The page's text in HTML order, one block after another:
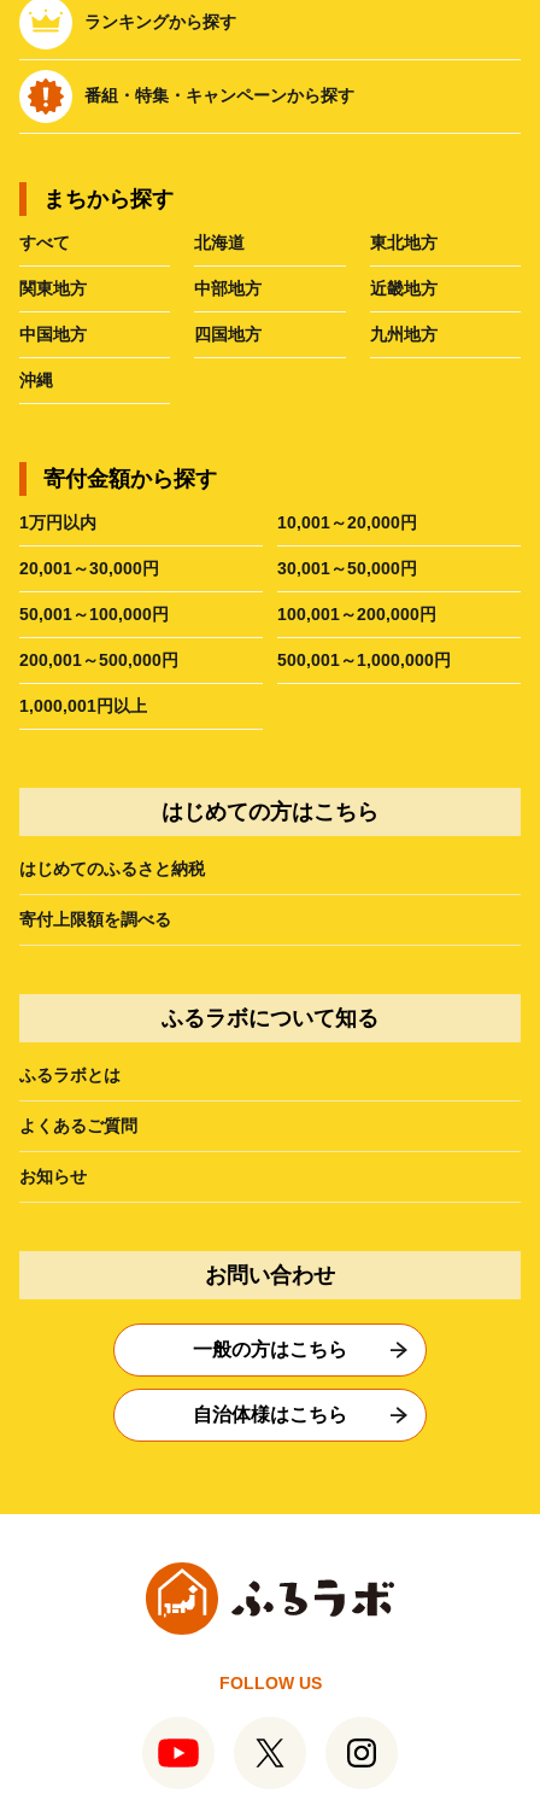
ランキングから探す
番組・特集・キャンペーンから探す
まちから探す
すべて 北海道 東北地方
関東地方 中部地方 近畿地方
中国地方 四国地方 九州地方
沖縄
寄付金額から探す
1万円以内 10,001～20,000円
20,001～30,000円 30,001～50,000円
50,001～100,000円 100,001～200,000円
200,001～500,000円 500,001～1,000,000円
1,000,001円以上
はじめての方はこちら
はじめてのふるさと納税
寄付上限額を調べる
ふるラボについて知る
ふるラボとは
よくあるご質問
お知らせ
お問い合わせ
一般の方はこちら
自治体様はこちら
FOLLOW US